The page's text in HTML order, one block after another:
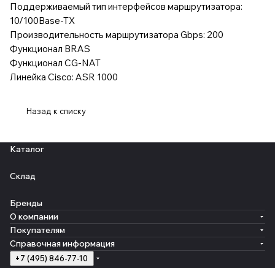
Поддерживаемый тип интерфейсов маршрутизатора:
10/100Base-TX
Производительность маршрутизатора Gbps: 200
Функционал BRAS
Функционал CG-NAT
Линейка Cisco: ASR 1000
Назад к списку
Каталог
Склад
Бренды
О компании
Покупателям
Справочная информация
+7 (495) 846-77-10